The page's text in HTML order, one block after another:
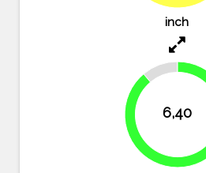
inch
6,40
11.1%
88.9%